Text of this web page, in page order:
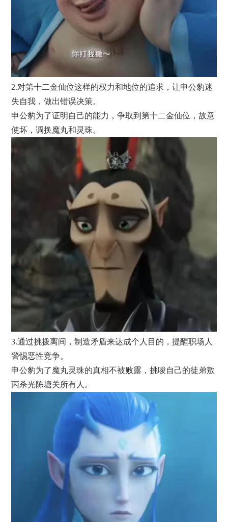
2.对第十二金仙位这样的权力和地位的追求，让申公豹迷
失自我，做出错误决策。
申公豹为了证明自己的能力，争取到第十二金仙位，故意
使坏，调换魔丸和灵珠。
3.通过挑拨离间，制造矛盾来达成个人目的，提醒职场人
警惕恶性竞争。
申公豹为了魔丸灵珠的真相不被败露，挑唆自己的徒弟敖
丙杀光陈塘关所有人。